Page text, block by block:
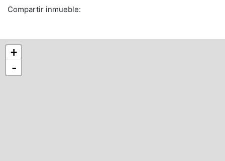
Compartir inmueble:
+
-